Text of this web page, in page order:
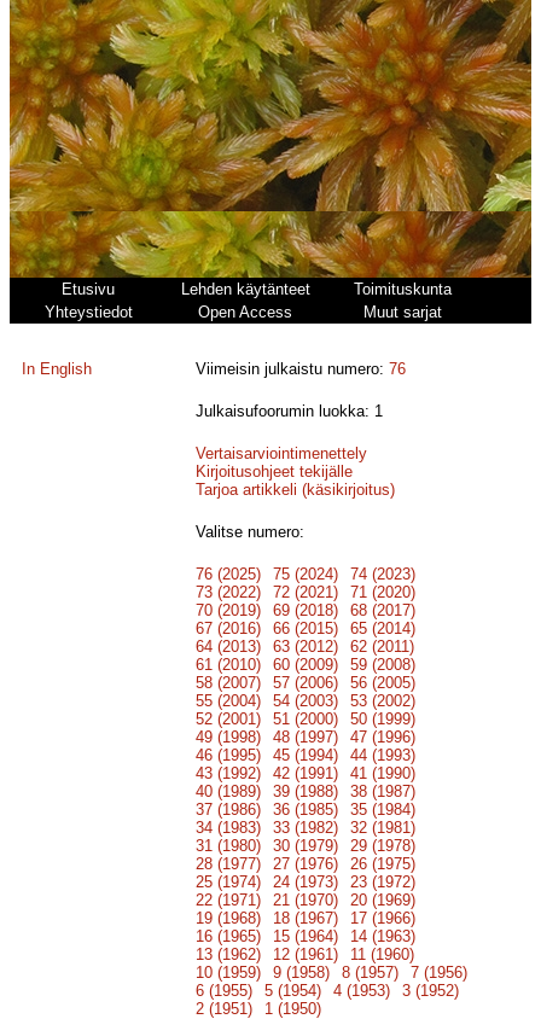
Etusivu Lehden käytänteet
Toimituskunta
Yhteystiedot
Open Access Muut sarjat
In English Viimeisin julkaistu numero:76
Julkaisufoorumin luokka: 1
Vertaisarviointimenettely
Kirjoitusohjeet tekijälle
Tarjoa artikkeli (käsikirjoitus)
Valitse numero:
76 (2025) 75 (2024)
74 (2023)
73 (2022)
72 (2021)
71 (2020)
70 (2019)
69 (2018)
68 (2017)
67 (2016)
66 (2015)
65 (2014)
64 (2013)
63 (2012)
62 (2011)
61 (2010)
60 (2009)
59 (2008)
58 (2007)
57 (2006)
56 (2005)
55 (2004)
54 (2003)
53 (2002)
52 (2001)
51 (2000)
50 (1999)
49 (1998)
48 (1997)
47 (1996)
46 (1995)
45 (1994)
44 (1993)
43 (1992)
42 (1991)
41 (1990)
40 (1989)
39 (1988)
38 (1987)
37 (1986)
36 (1985)
35 (1984)
34 (1983)
33 (1982)
32 (1981)
31 (1980)
30 (1979)
29 (1978)
28 (1977)
27 (1976)
26 (1975)
25 (1974)
24 (1973)
23 (1972)
22 (1971)
21 (1970)
20 (1969)
19 (1968)
18 (1967)
17 (1966)
16 (1965)
15 (1964)
14 (1963)
13 (1962)
12 (1961)
11 (1960)
10 (1959)
9 (1958) 8 (1957)
7 (1956)
6 (1955)
5 (1954) 4 (1953)
3 (1952)
2 (1951)
1 (1950)